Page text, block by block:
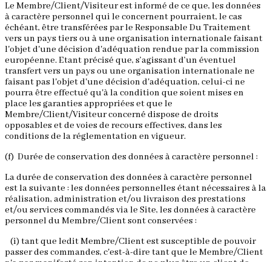
Le Membre/Client/Visiteur est informé de ce que, les données
à caractère personnel qui le concernent pourraient, le cas
échéant, être transférées par le Responsable Du Traitement
vers un pays tiers ou à une organisation internationale faisant
l'objet d'une décision d'adéquation rendue par la commission
européenne. Etant précisé que, s’agissant d’un éventuel
transfert vers un pays ou une organisation internationale ne
faisant pas l'objet d'une décision d'adéquation, celui-ci ne
pourra être effectué qu'à la condition que soient mises en
place les garanties appropriées et que le
Membre/Client/Visiteur concerné dispose de droits
opposables et de voies de recours effectives, dans les
conditions de la réglementation en vigueur.
(f) Durée de conservation des données à caractère personnel :
La durée de conservation des données à caractère personnel
est la suivante : les données personnelles étant nécessaires à la
réalisation, administration et/ou livraison des prestations
et/ou services commandés via le Site, les données à caractère
personnel du Membre/Client sont conservées :
(i) tant que ledit Membre/Client est susceptible de pouvoir
passer des commandes, c'est-à-dire tant que le Membre/Client